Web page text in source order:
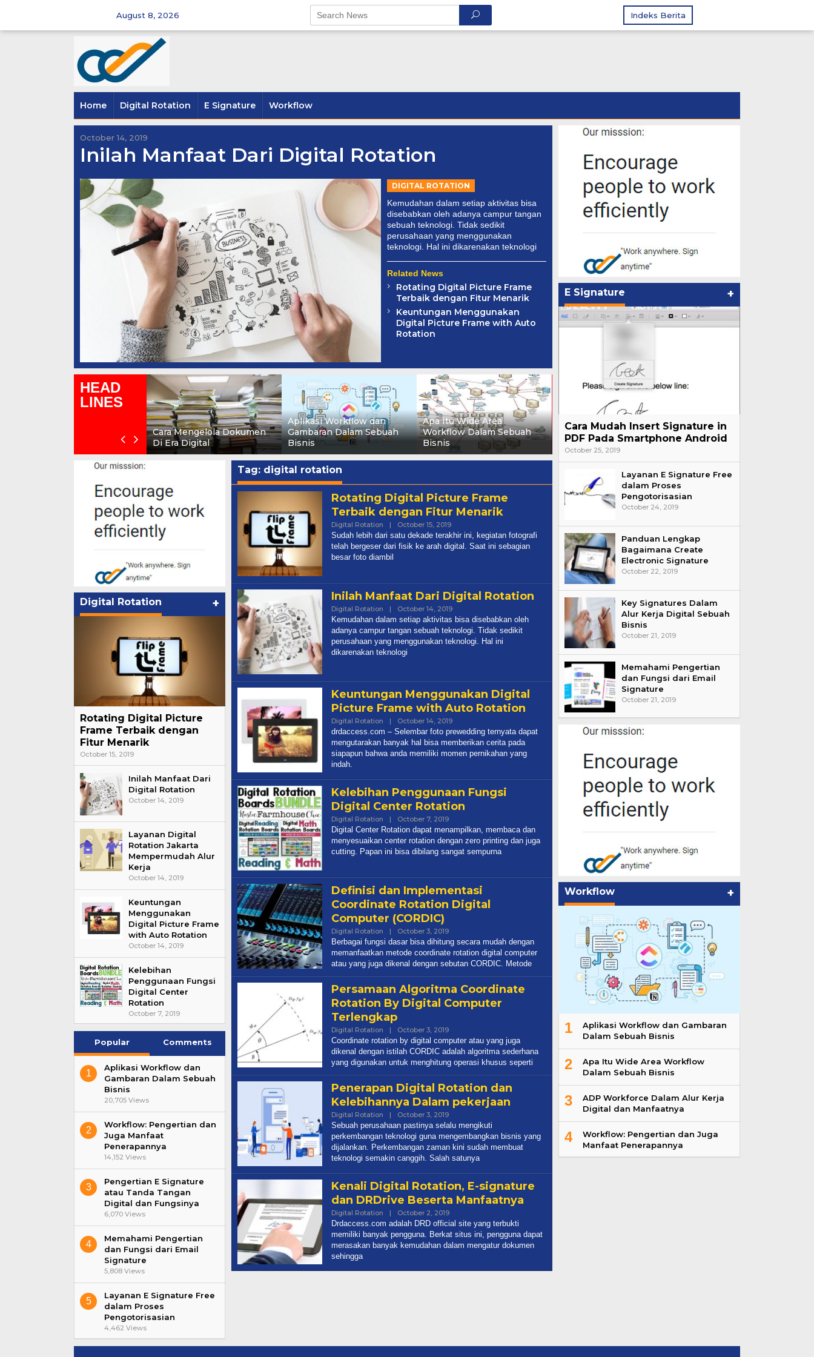
August 8, 2026 Indeks Berita
Home Digital Rotation E Signature Workflow
October 14, 2019
Inilah Manfaat Dari Digital Rotation
DIGITAL ROTATION
Kemudahan dalam setiap aktivitas bisa
disebabkan oleh adanya campur tangan
sebuah teknologi. Tidak sedikit
perusahaan yang menggunakan
teknologi. Hal ini dikarenakan teknologi
Related News
Rotating Digital Picture Frame
Terbaik dengan Fitur Menarik
Keuntungan Menggunakan
Digital Picture Frame with Auto
Rotation
HEAD
LINES
Cara Mengelola Dokumen
Di Era Digital
Aplikasi Workflow dan
Gambaran Dalam Sebuah
Bisnis
Apa Itu Wide Area
Workflow Dalam Sebuah
Bisnis
ADP Workforce Dalam Alur
Kerja Digital dan
Manfaatnya
Cara Mudah Insert
Signature in PDF Pada
Smartphone Android
Digital Rotation +
Rotating Digital Picture
Frame Terbaik dengan
Fitur Menarik
October 15, 2019
Inilah Manfaat Dari
Digital Rotation
October 14, 2019
Layanan Digital
Rotation Jakarta
Mempermudah Alur
Kerja
October 14, 2019
Keuntungan
Menggunakan
Digital Picture Frame
with Auto Rotation
October 14, 2019
Kelebihan
Penggunaan Fungsi
Digital Center
Rotation
October 7, 2019
Popular Comments
1
Aplikasi Workflow dan
Gambaran Dalam Sebuah
Bisnis
20,705 Views
2
Workflow: Pengertian dan
Juga Manfaat
Penerapannya
14,152 Views
3
Pengertian E Signature
atau Tanda Tangan
Digital dan Fungsinya
6,070 Views
4
Memahami Pengertian
dan Fungsi dari Email
Signature
5,808 Views
5
Layanan E Signature Free
dalam Proses
Pengotorisasian
4,462 Views
Tag: digital rotation
Rotating Digital Picture Frame
Terbaik dengan Fitur Menarik
Digital Rotation | October 15, 2019
Admin
Sudah lebih dari satu dekade terakhir ini, kegiatan fotografi
telah bergeser dari fisik ke arah digital. Saat ini sebagian
besar foto diambil
Inilah Manfaat Dari Digital Rotation
Digital Rotation | October 14, 2019
Admin
Kemudahan dalam setiap aktivitas bisa disebabkan oleh
adanya campur tangan sebuah teknologi. Tidak sedikit
perusahaan yang menggunakan teknologi. Hal ini
dikarenakan teknologi
Keuntungan Menggunakan Digital
Picture Frame with Auto Rotation
Digital Rotation | October 14, 2019
Admin
drdaccess.com – Selembar foto prewedding ternyata dapat
mengutarakan banyak hal bisa memberikan cerita pada
siapapun bahwa anda memiliki momen pernikahan yang
indah.
Kelebihan Penggunaan Fungsi
Digital Center Rotation
Digital Rotation | October 7, 2019
Admin
Digital Center Rotation dapat menampilkan, membaca dan
menyesuaikan center rotation dengan zero printing dan juga
cutting. Papan ini bisa dibilang sangat sempurna
Definisi dan Implementasi
Coordinate Rotation Digital
Computer (CORDIC)
Digital Rotation | October 3, 2019
Admin
Berbagai fungsi dasar bisa dihitung secara mudah dengan
memanfaatkan metode coordinate rotation digital computer
atau yang juga dikenal dengan sebutan CORDIC. Metode
Persamaan Algoritma Coordinate
Rotation By Digital Computer
Terlengkap
Digital Rotation | October 3, 2019
Admin
Coordinate rotation by digital computer atau yang juga
dikenal dengan istilah CORDIC adalah algoritma sederhana
yang digunakan untuk menghitung operasi khusus seperti
Penerapan Digital Rotation dan
Kelebihannya Dalam pekerjaan
Digital Rotation | October 3, 2019
Admin
Sebuah perusahaan pastinya selalu mengikuti
perkembangan teknologi guna mengembangkan bisnis yang
dijalankan. Perkembangan zaman kini sudah membuat
teknologi semakin canggih. Salah satunya
Kenali Digital Rotation, E-signature
dan DRDrive Beserta Manfaatnya
Digital Rotation | October 2, 2019
Admin
Drdaccess.com adalah DRD official site yang terbukti
memiliki banyak pengguna. Berkat situs ini, pengguna dapat
merasakan banyak kemudahan dalam mengatur dokumen
sehingga
E Signature +
Cara Mudah Insert Signature in
PDF Pada Smartphone Android
October 25, 2019
Layanan E Signature Free
dalam Proses
Pengotorisasian
October 24, 2019
Panduan Lengkap
Bagaimana Create
Electronic Signature
October 22, 2019
Key Signatures Dalam
Alur Kerja Digital Sebuah
Bisnis
October 21, 2019
Memahami Pengertian
dan Fungsi dari Email
Signature
October 21, 2019
Workflow +
1
Aplikasi Workflow dan Gambaran
Dalam Sebuah Bisnis
2
Apa Itu Wide Area Workflow
Dalam Sebuah Bisnis
3
ADP Workforce Dalam Alur Kerja
Digital dan Manfaatnya
4
Workflow: Pengertian dan Juga
Manfaat Penerapannya